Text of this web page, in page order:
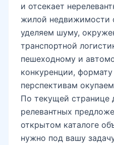
и отсекает
жилой недвижимости
уделяем шуму,
транспортной
пешеходному и
конкуренции,
перспективам
По текущей странице
релевантных
открытом каталоге
нужно под вашу